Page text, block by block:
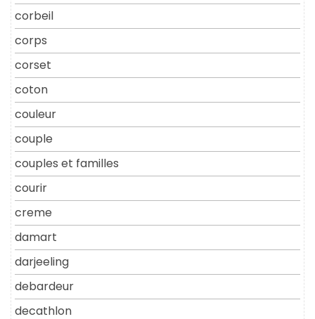
corbeil
corps
corset
coton
couleur
couple
couples et familles
courir
creme
damart
darjeeling
debardeur
decathlon